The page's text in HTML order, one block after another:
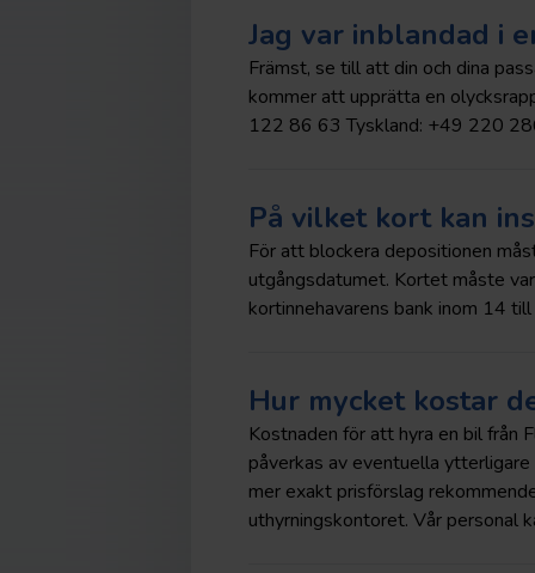
Jag var inblandad i
Främst, se till att din och dina
kommer att upprätta en
122 86 63 Tyskland: +49 220
På vilket kort kan
För att blockera depositionen
utgångsdatumet. Kortet måste
kortinnehavarens bank inom 14
Hur mycket kostar
Kostnaden för att hyra en bil från
påverkas av eventuella
mer exakt prisförslag
uthyrningskontoret. Vår personal